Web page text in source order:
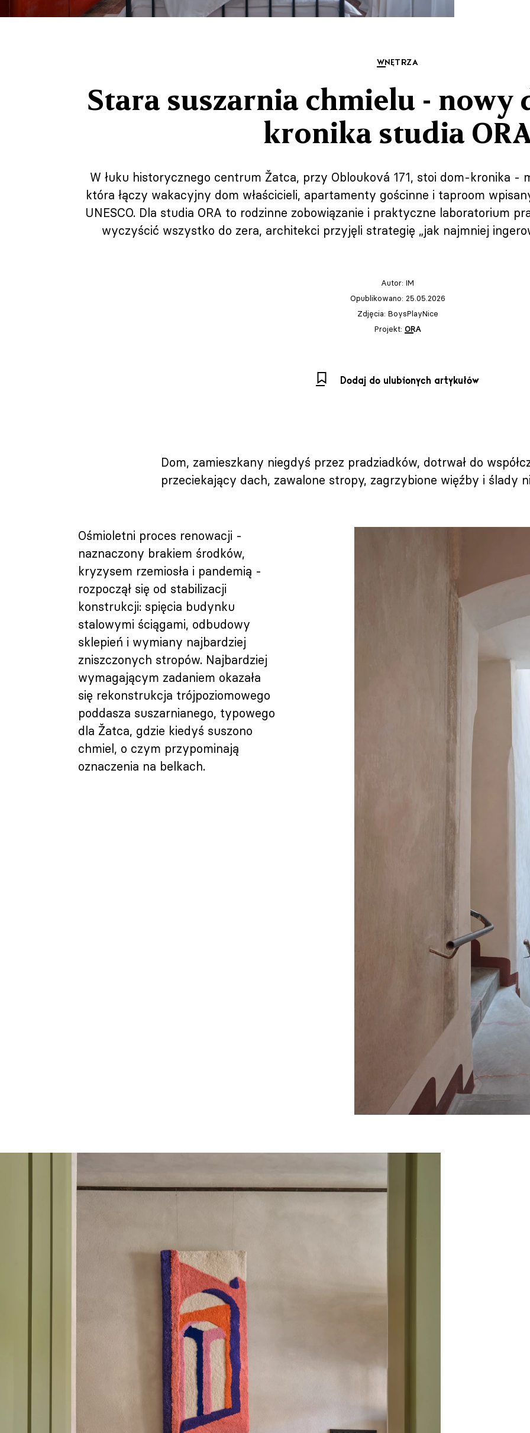
WNĘTRZA
Stara suszarnia chmielu - nowy
kronika studia
W łuku historycznego centrum Žatca, przy Oblouková 171, stoi dom‑kronika -
która łączy wakacyjny dom właścicieli, apartamenty gościnne i taproom
UNESCO. Dla studia ORA to rodzinne zobowiązanie i praktyczne laboratorium
wyczyścić wszystko do zera, architekci przyjęli strategię „jak najmniej
Autor: IM
Opublikowano: 25.05.2026
Zdjęcia: BoysPlayNice
Projekt: ORA
Dodaj do ulubionych artykułów
Dom, zamieszkany niegdyś przez pradziadków, dotrwał do
przeciekający dach, zawalone stropy, zagrzybione więźby i ślady
Ośmioletni proces renowacji -
naznaczony brakiem środków,
kryzysem rzemiosła i pandemią -
rozpoczął się od stabilizacji
konstrukcji: spięcia budynku
stalowymi ściągami, odbudowy
sklepień i wymiany najbardziej
zniszczonych stropów. Najbardziej
wymagającym zadaniem okazała
się rekonstrukcja trójpoziomowego
poddasza suszarnianego, typowego
dla Žatca, gdzie kiedyś suszono
chmiel, o czym przypominają
oznaczenia na belkach.